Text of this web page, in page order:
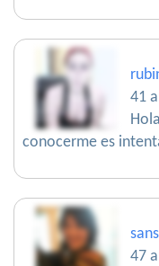
41
conocerme es
47